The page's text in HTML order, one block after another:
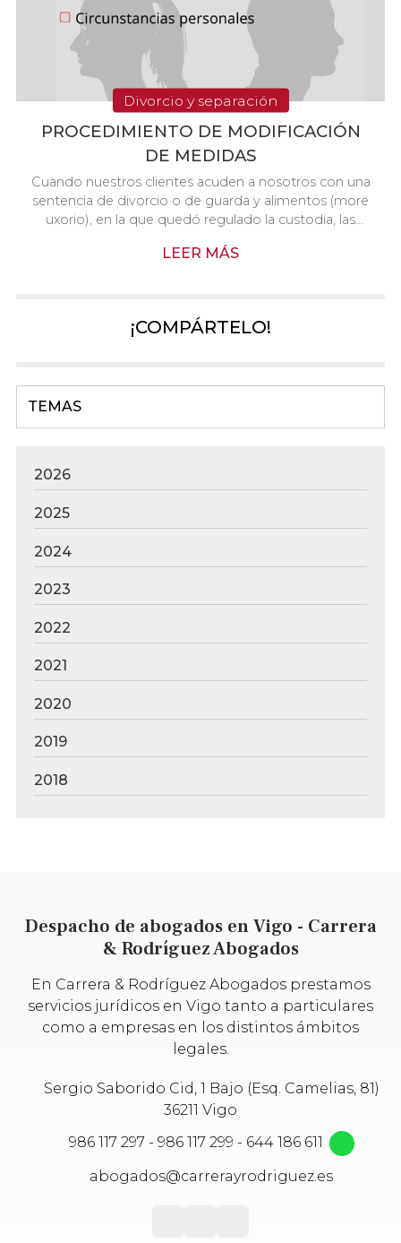
TEMAS
PROCEDIMIENTO DE MODIFICACIÓN
DE MEDIDAS
Divorcio y separación
Cuando nuestros clientes acuden a nosotros con una
sentencia de divorcio o de guarda y alimentos (more
uxorio), en la que quedó regulado la custodia, las
familiar, y nos preguntan si pueden cambiarlos, la
de lo que se quiera cambiar y el motivo de dicho
cambio. Lo primero que hay que constatar es que se
LEER MÁS
¡COMPÁRTELO!
2026
2025
2024
2023
2022
2021
2020
2019
2018
Despacho de abogados en Vigo - Carrera
& Rodríguez Abogados
En Carrera & Rodríguez Abogados prestamos
servicios jurídicos en Vigo tanto a particulares
como a empresas en los distintos ámbitos
legales.
Sergio Saborido Cid, 1 Bajo (Esq. Camelias, 81)
36211 Vigo
986 117 297 - 986 117 299 - 644 186 611
abogados@carrerayrodriguez.es